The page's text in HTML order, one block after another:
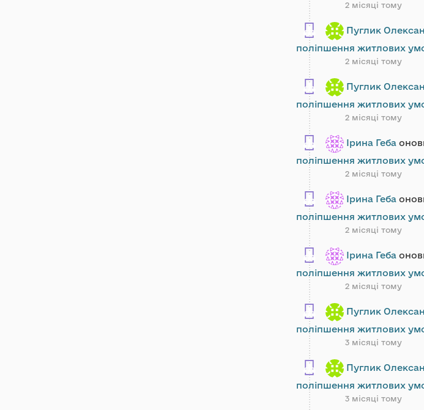
2 місяці тому
Пуглик
поліпшення житлових
2 місяці тому
Пуглик
поліпшення житлових
2 місяці тому
Ірина Геба
поліпшення житлових
2 місяці тому
Ірина Геба
поліпшення житлових
2 місяці тому
Ірина Геба
поліпшення житлових
2 місяці тому
Пуглик
поліпшення житлових
3 місяці тому
Пуглик
поліпшення житлових
3 місяці тому